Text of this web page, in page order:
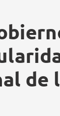
de